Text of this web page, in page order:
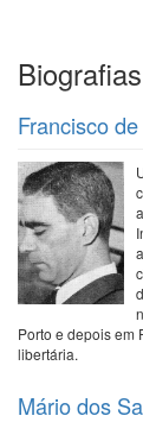
Francisco
Porto e depois em
libertária.
Mário dos